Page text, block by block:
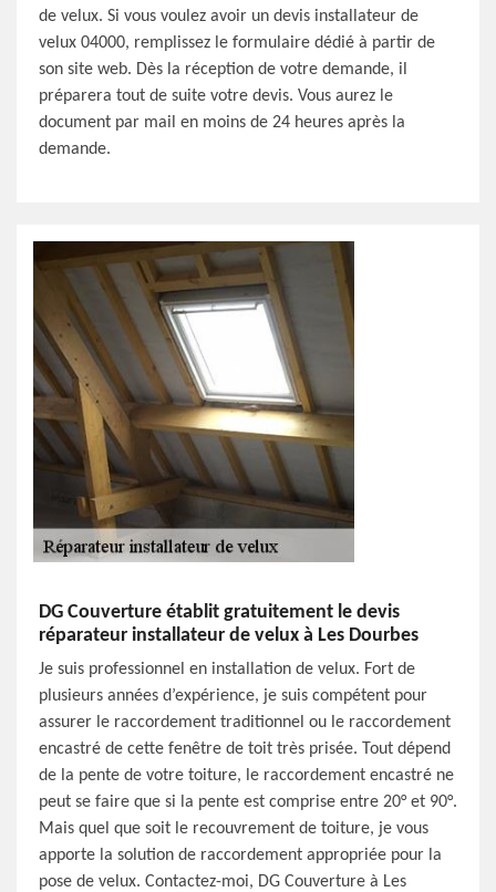
de velux. Si vous voulez avoir un devis installateur de
velux 04000, remplissez le formulaire dédié à partir de
son site web. Dès la réception de votre demande, il
préparera tout de suite votre devis. Vous aurez le
document par mail en moins de 24 heures après la
demande.
DG Couverture établit gratuitement le devis
réparateur installateur de velux à Les Dourbes
Je suis professionnel en installation de velux. Fort de
plusieurs années d’expérience, je suis compétent pour
assurer le raccordement traditionnel ou le raccordement
encastré de cette fenêtre de toit très prisée. Tout dépend
de la pente de votre toiture, le raccordement encastré ne
peut se faire que si la pente est comprise entre 20° et 90°.
Mais quel que soit le recouvrement de toiture, je vous
apporte la solution de raccordement appropriée pour la
pose de velux. Contactez-moi, DG Couverture à Les